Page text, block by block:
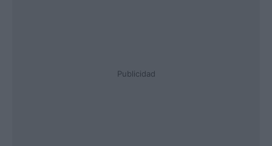
Publicidad